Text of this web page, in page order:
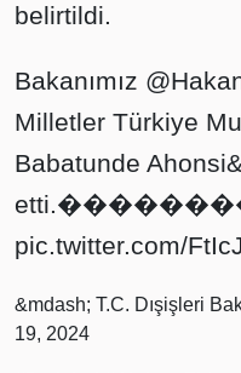
belirtildi.
Bakanımız
Milletler Türkiye
Babatunde
pic.twitter.com/
&mdash; T.C. Dışişleri
19, 2024